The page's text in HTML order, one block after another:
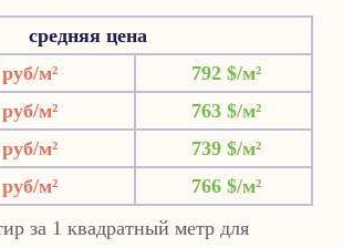
средняя цена
м²
792 $/м²
м²
763 $/м²
м²
739 $/м²
м²
766 $/м²
за 1 квадратный метр для